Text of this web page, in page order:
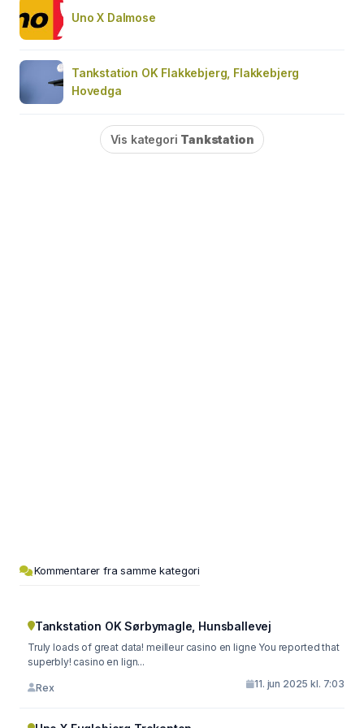
Uno X Dalmose
Tankstation OK Flakkebjerg, Flakkebjerg
Hovedga
Vis kategori Tankstation
Kommentarer fra samme kategori
Tankstation OK Sørbymagle, Hunsballevej
Truly loads of great data! meilleur casino en ligne You reported that
superbly! casino en lign...
Rex 11. jun 2025 kl. 7:03